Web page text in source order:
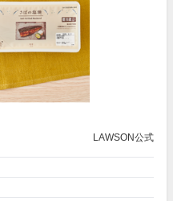
LAWSON公式